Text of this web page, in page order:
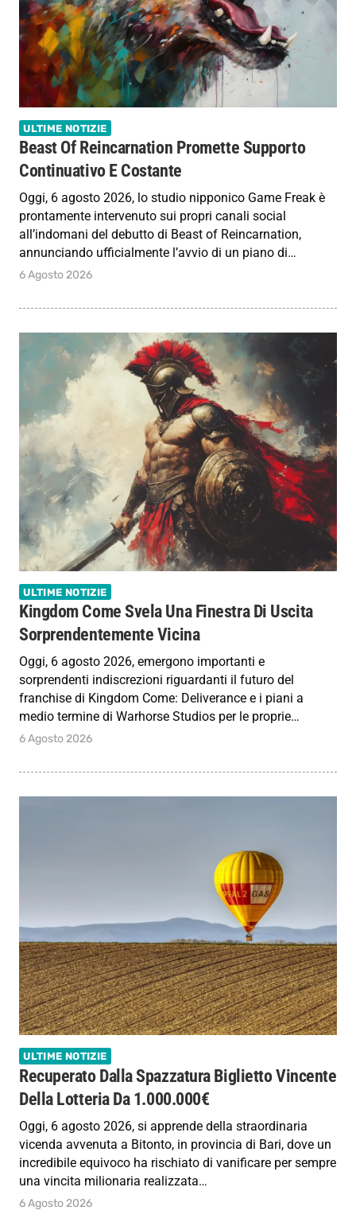
ULTIME NOTIZIE
Beast Of Reincarnation Promette Supporto
Continuativo E Costante
Oggi, 6 agosto 2026, lo studio nipponico Game Freak è
prontamente intervenuto sui propri canali social
all’indomani del debutto di Beast of Reincarnation,
annunciando ufficialmente l’avvio di un piano di…
6 Agosto 2026
ULTIME NOTIZIE
Kingdom Come Svela Una Finestra Di Uscita
Sorprendentemente Vicina
Oggi, 6 agosto 2026, emergono importanti e
sorprendenti indiscrezioni riguardanti il futuro del
franchise di Kingdom Come: Deliverance e i piani a
medio termine di Warhorse Studios per le proprie…
6 Agosto 2026
ULTIME NOTIZIE
Recuperato Dalla Spazzatura Biglietto Vincente
Della Lotteria Da 1.000.000€
Oggi, 6 agosto 2026, si apprende della straordinaria
vicenda avvenuta a Bitonto, in provincia di Bari, dove un
incredibile equivoco ha rischiato di vanificare per sempre
una vincita milionaria realizzata…
6 Agosto 2026